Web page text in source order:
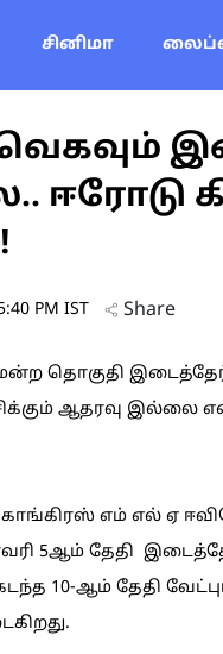
சினிமா
ஈரோடு
PM IST Share
தொகுதி
ஆதரவு
காங்கிரஸ் எம் எல்
5ஆம் தேதி
கடந்த 10-ஆம் தேதி